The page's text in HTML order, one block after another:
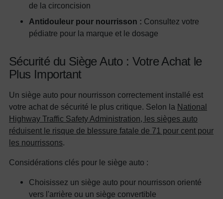
de la circoncision
Antidouleur pour nourrisson : Consultez votre
pédiatre pour la marque et le dosage
Sécurité du Siège Auto : Votre Achat le
Plus Important
Un siège auto pour nourrisson correctement installé est
votre achat de sécurité le plus critique. Selon la National
Highway Traffic Safety Administration, les sièges auto
réduisent le risque de blessure fatale de 71 pour cent pour
les nourrissons.
Considérations clés pour le siège auto :
Choisissez un siège auto pour nourrisson orienté
vers l'arrière ou un siège convertible